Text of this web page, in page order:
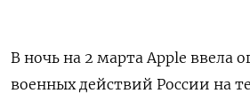
В ночь на 2 марта Apple ввела
военных действий России на